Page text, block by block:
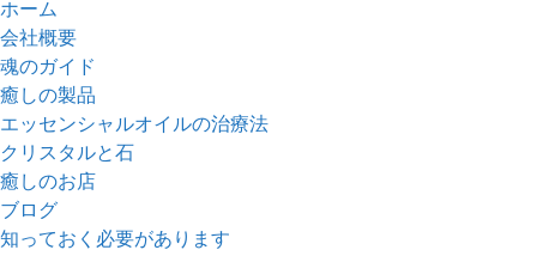
ホーム
会社概要
魂のガイド
癒しの製品
エッセンシャルオイルの治療法
クリスタルと石
癒しのお店
ブログ
知っておく必要があります